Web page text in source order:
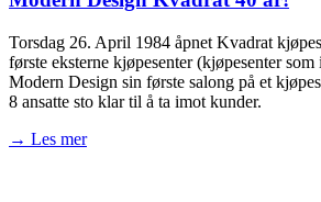
Torsdag 26. April 1984 åpnet Kvadrat
første eksterne kjøpesenter (kjøpesenter
Modern Design sin første salong på et
8 ansatte sto klar til å ta imot kunder.
→ Les mer